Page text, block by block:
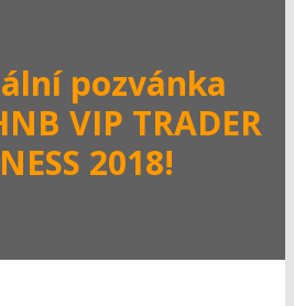
pozvánka
VIP TRADER
2018!